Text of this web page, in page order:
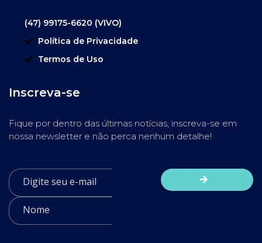
(47) 99175-6620 (VIVO)
Política de Privacidade
Termos de Uso
Inscreva-se
Fique por dentro das últimas notícias, inscreva-se em
nossa newsletter e não perca nenhum detalhe!